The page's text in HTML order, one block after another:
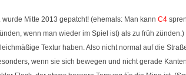
wurde Mitte 2013 gepatcht! (ehemals: Man kann C4
wenn man wieder im Spiel ist) als zu früh
Textur haben. Also nicht normal auf die
wenn sie sich bewegen und nicht gerade